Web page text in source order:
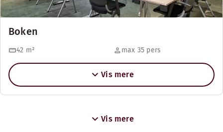
Boken
42 m² max 35 pers
Vis mere
Vis mere